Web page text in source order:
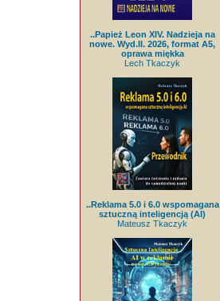
..Papież Leon XIV. Nadzieja na
nowe. Wyd.II. 2026, format A5,
oprawa miękka
Lech Tkaczyk
..Reklama 5.0 i 6.0 wspomagana
sztuczną inteligencją (AI)
Mateusz Tkaczyk